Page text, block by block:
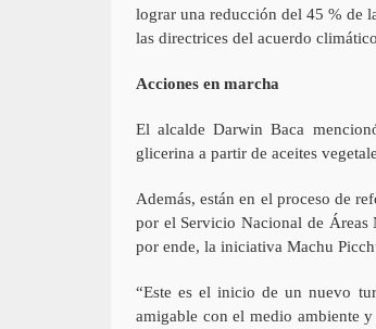
lograr una reducción del 45 % de
las directrices del acuerdo
Acciones en marcha
El alcalde Darwin Baca
glicerina a partir de aceites
Además, están en el proceso de
por el Servicio Nacional de Áreas
por ende, la iniciativa Machu
“Este es el inicio de un nuevo
amigable con el medio ambiente